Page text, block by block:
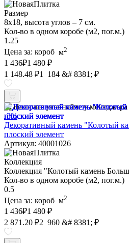
Размер
8х18, высота углов – 7 см.
Кол-во в одном коробе (м2, пог.м.)
1.25
Цена за: короб м2
1 436₽1 480 ₽
1 148.48 ₽1 184 &# 8381; ₽
Наличие уточняйте у менеджера
-3%
Декоративный камень "Колотый
плоский элемент
Артикул: 40001026
Коллекция
Коллекция "Колотый камень
Кол-во в одном коробе (м2, пог.м.)
0.5
Цена за: короб м2
1 436₽1 480 ₽
2 871.20 ₽2 960 &# 8381; ₽